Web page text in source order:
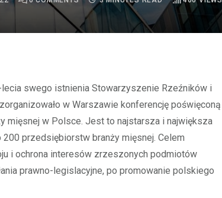
w Warszawie konferencję poświęconą
mięsnej w Polsce. Jest to najstarsza i największa
przedsiębiorstw branży mięsnej. Celem
i ochrona interesów zrzeszonych podmiotów
prawno-legislacyjne, po promowanie polskiego